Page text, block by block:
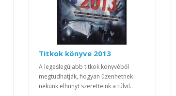
Titkok könyve 2013
A legeslegújabb titkok könyvéből
megtudhatják, hogyan üzenhetnek
nekünk elhunyt szeretteink a túlvil..